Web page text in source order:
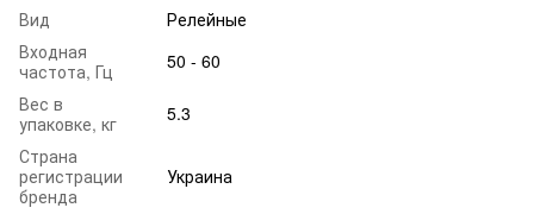
Вид
Релейные
Входная
частота, Гц
50 - 60
Вес в
упаковке, кг
5.3
Страна
регистрации
бренда
Украина